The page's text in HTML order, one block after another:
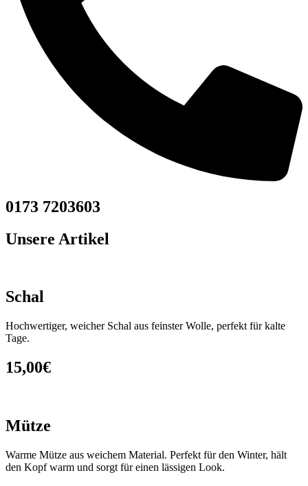
0173 7203603
Unsere Artikel
Schal
Hochwertiger, weicher Schal aus feinster Wolle, perfekt für kalte
Tage.
15,00€
Mütze
Warme Mütze aus weichem Material. Perfekt für den Winter, hält
den Kopf warm und sorgt für einen lässigen Look.